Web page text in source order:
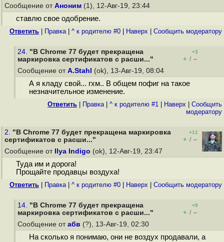
Сообщение от Аноним (1), 12-Авг-19, 23:44
ставлю свое одобрение.
Ответить Правка| ^ к родителю #0 Наверх Cообщить модератору
24. "В Chrome 77 будет прекращена
маркировка сертификатов с расши..."
+3
+ / –
Сообщение от A.Stahl (ok), 13-Авг-19, 08:04
А я кладу свой... гхм.. В общем пофиг на такое
незначительное изменение.
Ответить Правка| ^ к родителю #1 Наверх
Cообщить
модератору
2. "В Chrome 77 будет прекращена маркировка
сертификатов с расши..."
+11
+ / –
Сообщение от
Ilya Indigo (ok), 12-Авг-19, 23:47
Туда им и дорога!
Прощайте продавцы воздуха!
Ответить Правка| ^ к родителю #0 Наверх Cообщить модератору
14. "В Chrome 77 будет прекращена
маркировка сертификатов с расши..."
+9
+ / –
Сообщение от абв (?), 13-Авг-19, 02:30
На сколько я понимаю, они не воздух продавали, а